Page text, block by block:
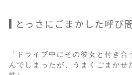
とっさにごまかした呼び
「ドライブ中にその彼女と付き
んでしまったが、うまくごまかせ